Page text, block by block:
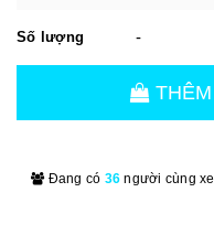
Số lượng -
Đang có 36 người cùng